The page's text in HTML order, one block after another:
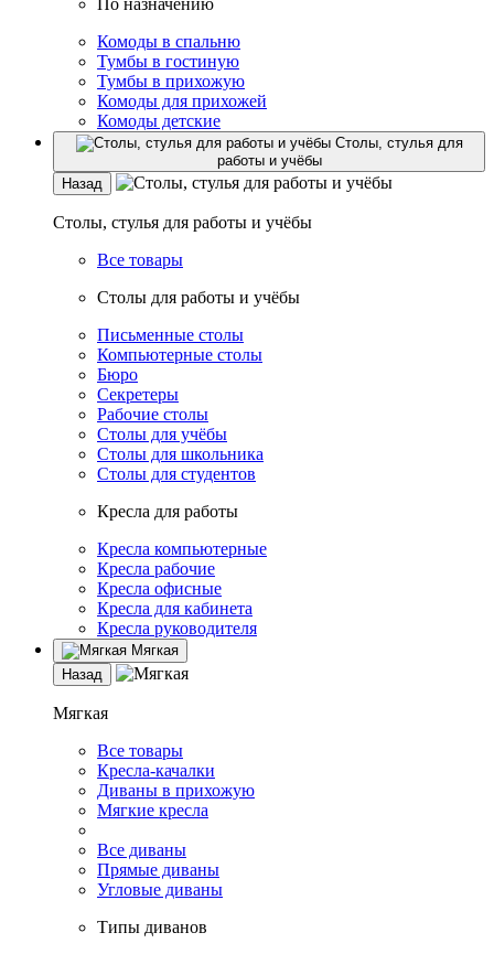
По назначению
Комоды в спальню
Тумбы в гостиную
Тумбы в прихожую
Комоды для прихожей
Комоды детские
Столы, стулья для
работы и учёбы
Назад
Столы, стулья для работы и учёбы
Все товары
Столы для работы и учёбы
Письменные столы
Компьютерные столы
Бюро
Секретеры
Рабочие столы
Столы для учёбы
Столы для школьника
Столы для студентов
Кресла для работы
Кресла компьютерные
Кресла рабочие
Кресла офисные
Кресла для кабинета
Кресла руководителя
Мягкая
Назад
Мягкая
Все товары
Кресла-качалки
Диваны в прихожую
Мягкие кресла
Все диваны
Прямые диваны
Угловые диваны
Типы диванов